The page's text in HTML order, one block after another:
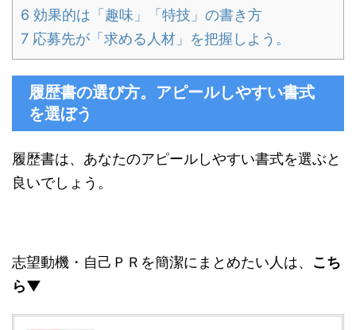
6 効果的は「趣味」「特技」の書き方
7 応募先が「求める人材」を把握しよう。
履歴書の選び方。アピールしやすい書式
を選ぼう
履歴書は、あなたのアピールしやすい書式を選ぶと
良いでしょう。
志望動機・自己ＰＲを簡潔にまとめたい人は、 こち
ら▼